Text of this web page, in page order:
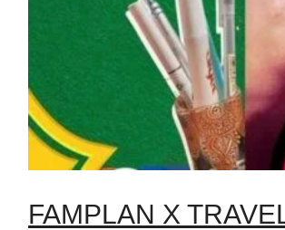
FAMPLAN X